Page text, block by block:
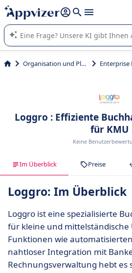
beantworten (mehrere Zeilen mit
Die KI von Appvizer führt Sie bei der
von SaaS-Software in Unternehmen.
Organisation und Planung
Loggro : Effiziente
für KMU
Keine
Im Überblick Preise
Loggro: Im Überblick
Loggro ist eine spezialisierte
für kleine und
Funktionen wie
nahtloser Integration mit
Rechnungsverwaltung hebt es